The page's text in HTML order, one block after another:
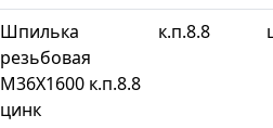
Шпилька
резьбовая
М36Х1600 к.п.8.8
цинк
к.п.8.8